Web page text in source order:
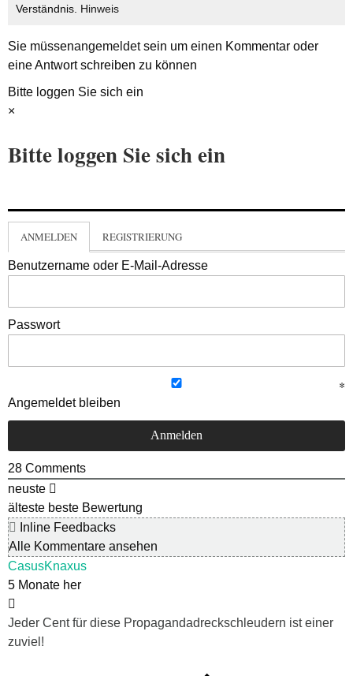
Verständnis. Hinweis
Sie müssenangemeldetsein um einen Kommentar oder
eine Antwort schreiben zu können
Bitte loggen Sie sich ein
×
Bitte loggen Sie sich ein
ANMELDEN REGISTRIERUNG
Benutzername oder E-Mail-Adresse
Passwort
Angemeldet bleiben
28 Comments
neuste
älteste beste Bewertung
Inline Feedbacks
Alle Kommentare ansehen
CasusKnaxus
5 Monate her
Jeder Cent für diese Propagandadreckschleudern ist einer
zuviel!